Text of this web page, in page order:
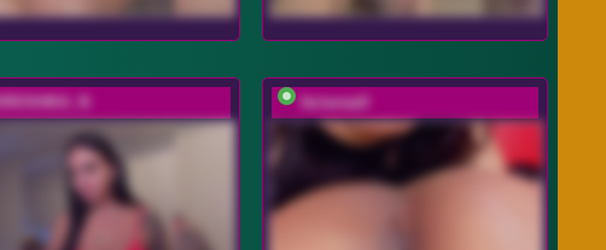
KROSHKA_N farianaall